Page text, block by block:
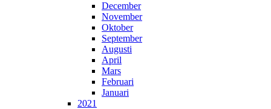
December
November
Oktober
September
Augusti
April
Mars
Februari
Januari
2021